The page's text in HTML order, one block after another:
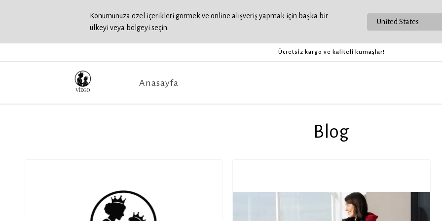
Konumunuza özel içerikleri görmek ve online alışveriş yapmak için başka bir
ülkeyi veya bölgeyi seçin.
Ücretsiz kargo ve kaliteli kumaşlar!
Anasayfa
Blog